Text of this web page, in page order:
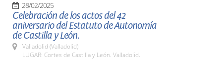
28/02/2025
Celebración de los actos del 42
aniversario del Estatuto de Autonomía
de Castilla y León.
Valladolid (Valladolid)
LUGAR: Cortes de Castilla y León. Valladolid.